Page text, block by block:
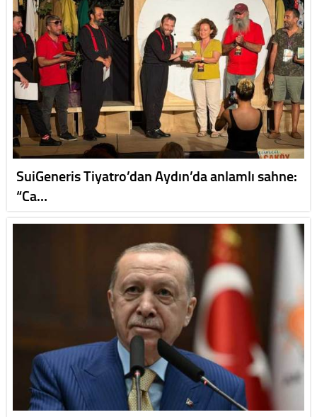
SuiGeneris Tiyatro’dan Aydın’da anlamlı sahne:
“Ca…